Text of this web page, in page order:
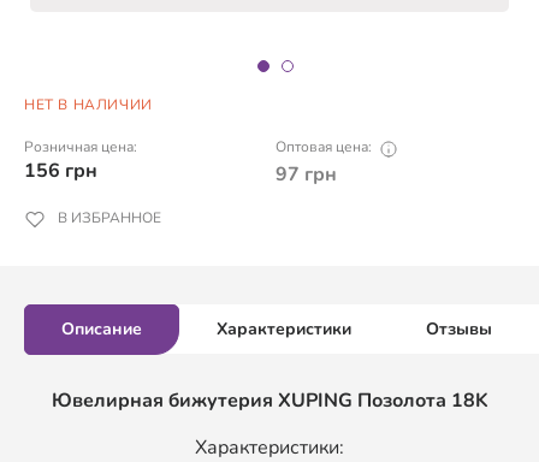
НЕТ В НАЛИЧИИ
Розничная цена:
156 грн
Оптовая цена:
97 грн
В ИЗБРАННОЕ
Описание Характеристики Отзывы
Ювелирная бижутерия XUPING Позолота 18K
Характеристики: